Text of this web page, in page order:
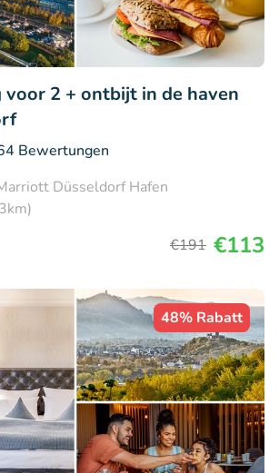
2 + ontbijt in de haven
Bewertungen
Düsseldorf Hafen
€191 €113
48% Rabatt